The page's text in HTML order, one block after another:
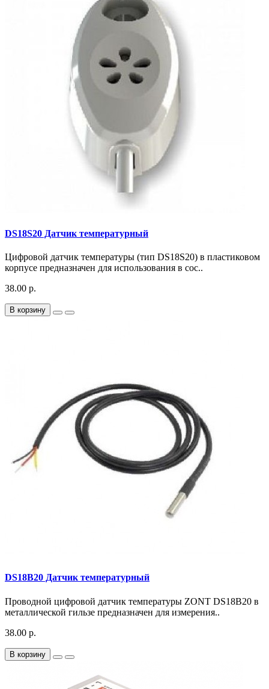
DS18S20 Датчик температурный
Цифровой датчик температуры (тип DS18S20) в пластиковом
корпусе предназначен для использования в сос..
38.00 р.
В корзину
DS18В20 Датчик температурный
Проводной цифровой датчик температуры ZONT DS18В20 в
металлической гильзе предназначен для измерения..
38.00 р.
В корзину